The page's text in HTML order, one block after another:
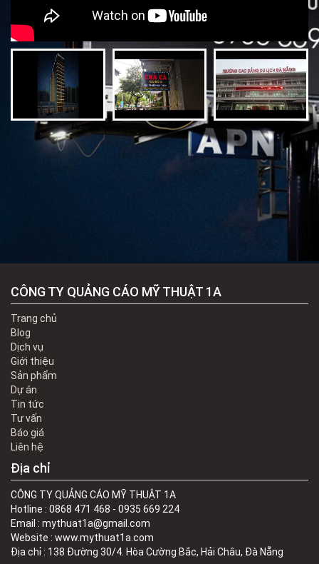
CÔNG TY QUẢNG CÁO MỸ THUẬT 1A
Trang chủ
Blog
Dịch vụ
Giới thiệu
Sản phẩm
Dự án
Tin tức
Tư vấn
Báo giá
Liên hệ
Địa chỉ
CÔNG TY QUẢNG CÁO MỸ THUẬT 1A
Hotline : 0868 471 468 - 0935 669 224
Email : mythuat1a@gmail.com
Website : www.mythuat1a.com
Địa chỉ : 138 Đường 30/4. Hòa Cường Bắc, Hải Châu, Đà Nẵng